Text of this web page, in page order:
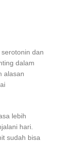
dan
dalam
alasan
lebih
hari.
sudah bisa